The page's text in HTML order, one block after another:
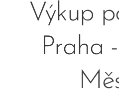
Výkup
Praha